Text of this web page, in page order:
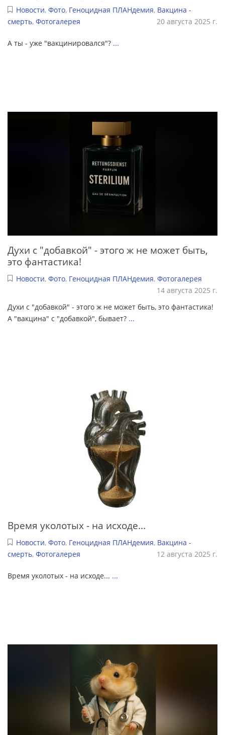
Новости, Фото, Геноцидная ПЛАНдемия, Вакцина -
смерть, Фотогалерея 20 августа 2025 г.
А ты - уже "вакцинировался"? ...
Духи с "добавкой" - этого ж не может быть,
это фантастика!
Новости, Фото, Геноцидная ПЛАНдемия, Фотогалерея
14 августа 2025 г.
Духи с "добавкой" - этого ж не может быть, это фантастика!
А "вакцина" с "добавкой", бывает? ...
Время уколотых - на исходе...
Новости, Фото, Геноцидная ПЛАНдемия, Вакцина -
смерть, Фотогалерея 12 августа 2025 г.
Время уколотых - на исходе... ...